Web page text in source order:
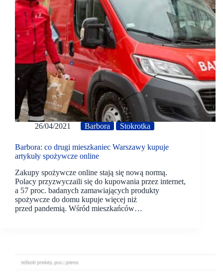
26/04/2021 Barbora Stokrotka
Barbora: co drugi mieszkaniec Warszawy kupuje
artykuły spożywcze online
Zakupy spożywcze online stają się nową normą.
Polacy przyzwyczaili się do kupowania przez internet,
a 57 proc. badanych zamawiających produkty
spożywcze do domu kupuje więcej niż
przed pandemią. Wśród mieszkańców…